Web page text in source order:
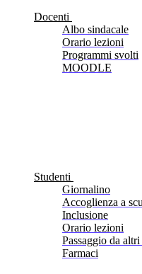
Docenti
Albo sindacale
Orario lezioni
Programmi svolti
MOODLE
Studenti
Giornalino
Accoglienza a
Inclusione
Orario lezioni
Passaggio da
Farmaci